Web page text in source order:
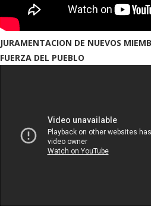
JURAMENTACION DE NUEVOS
FUERZA DEL PUEBLO